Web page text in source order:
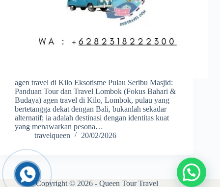
agen travel di Kilo Eksotisme Pulau Seribu Masjid:
Panduan Tour dan Travel Lombok (Fokus Bahari &
Budaya) agen travel di Kilo, Lombok, pulau yang
bertetangga dekat dengan Bali, bukanlah sekadar
alternatif; ia adalah destinasi dengan identitas kuat
yang menawarkan pesona…
travelqueen
20/02/2026
Copyright © 2026 - Queen Tour Travel